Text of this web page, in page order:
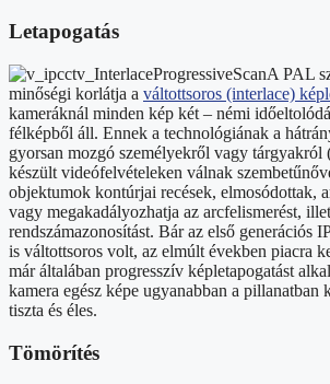
Letapogatás
A PAL
minőségi korlátja a váltottsoros (interlace)
kameráknál minden kép két – némi
félképből áll. Ennek a technológiának a
gyorsan mozgó személyekről vagy tárgyakról
készült videófelvételeken válnak
objektumok kontúrjai recések, elmosódottak,
vagy megakadályozhatja az arcfelismerést,
rendszámazonosítást. Bár az első generációs
is váltottsoros volt, az elmúlt években piacra
már általában progresszív képletapogatást
kamera egész képe ugyanabban a pillanatban
tiszta és éles.
Tömörítés